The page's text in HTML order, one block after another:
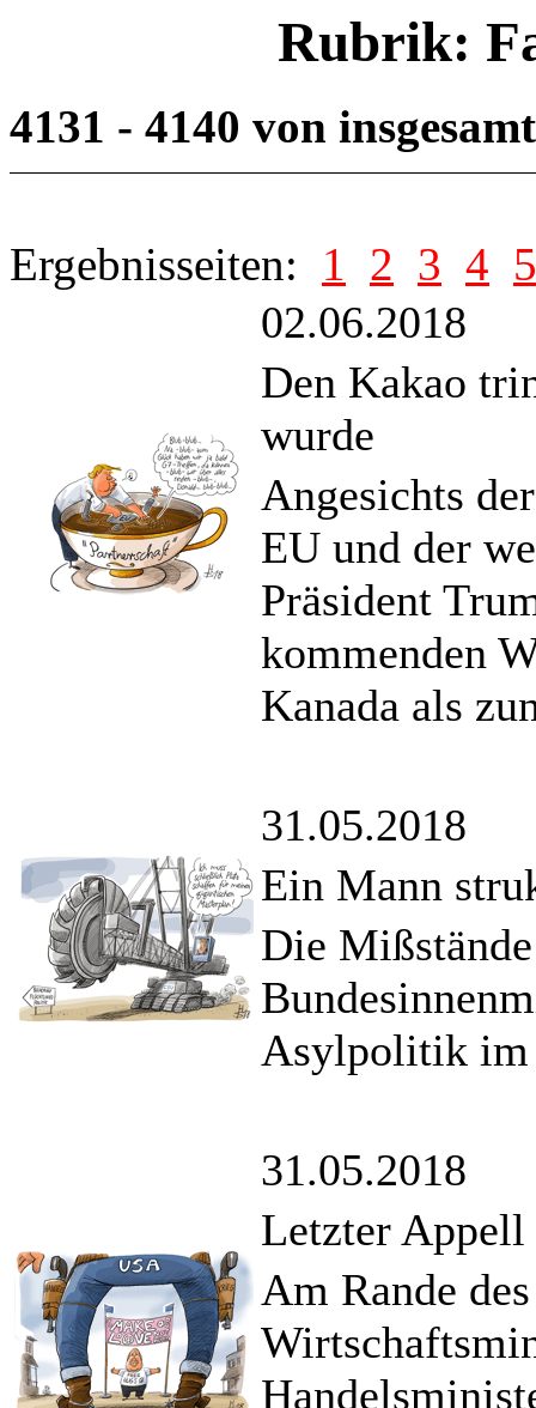
Rubrik:
4131 - 4140 von
Ergebnisseiten: 1 2 3 4 5
02.06.2018
Den Kakao
wurde
Angesichts
EU und der
Präsident
kommenden
Kanada als
31.05.2018
Ein Mann
Die
Asylpolitik im
31.05.2018
Letzter Appell
Am Rande